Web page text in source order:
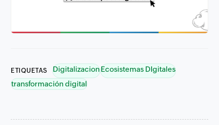
ETIQUETAS DigitalizacionEcosistemas DIgitales
transformación digital